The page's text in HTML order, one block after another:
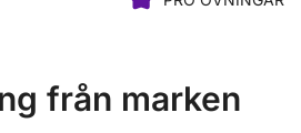
från marken